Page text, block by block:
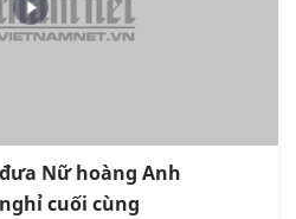
Nữ hoàng Anh
cuối cùng